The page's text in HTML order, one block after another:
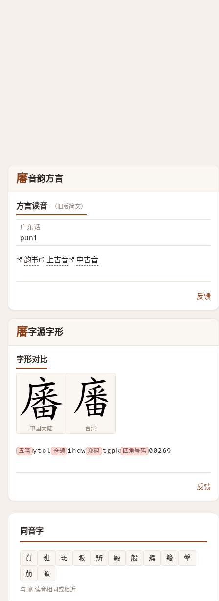
㢖音韵方言
方言读音 （旧版简文）
广东话
pun1
韵书 上古音 中古音
反馈
㢖字源字形
字形对比
中国大陆 台湾
五笔 ytol 仓颉 ihdw 郑码 tgpk 四角号码 00269
反馈
同音字
賁 班 斑 眅 辬 瘢 般 斒 䈲
搫
萠
頒
与 㢖 读音相同或相近